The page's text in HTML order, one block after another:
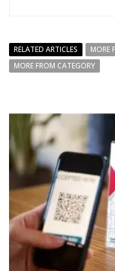
RELATED ARTICLES
MORE
MORE FROM CATEGORY